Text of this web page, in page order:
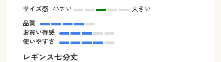
サイズ感 小さい
大きい
品質
お買い得感
使いやすさ
レギンス七分丈